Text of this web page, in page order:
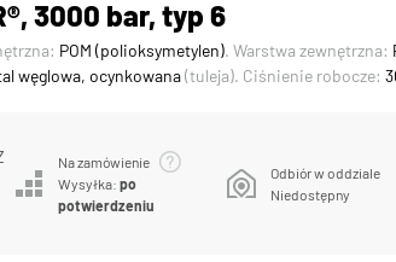
3000 bar, typ 6
POM (polioksymetylen). Warstwa zewnętrzna:
węglowa, ocynkowana(tuleja). Ciśnienie robocze:
Na zamówienie
Wysyłka:po
potwierdzeniu
Odbiór w oddziale
Niedostępny